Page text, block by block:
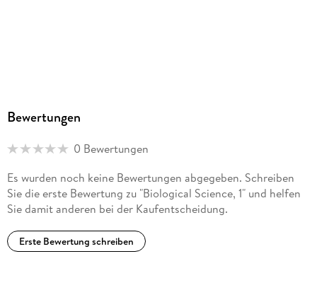
Bewertungen
0 Bewertungen
Es wurden noch keine Bewertungen abgegeben. Schreiben
Sie die erste Bewertung zu "Biological Science, 1" und helfen
Sie damit anderen bei der Kaufentscheidung.
Erste Bewertung schreiben